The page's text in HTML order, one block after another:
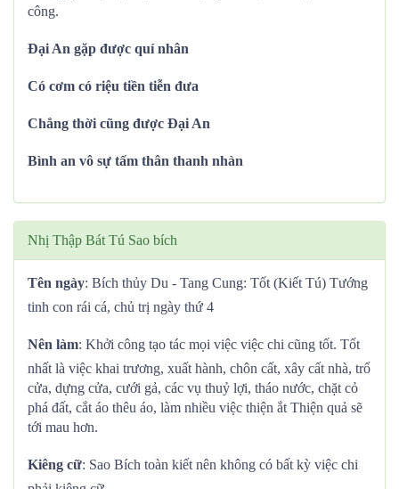
công.
Đại An gặp được quí nhân
Có cơm có riệu tiền tiễn đưa
Chẳng thời cũng được Đại An
Bình an vô sự tấm thân thanh nhàn
Nhị Thập Bát Tú Sao bích
Tên ngày: Bích thủy Du - Tang Cung: Tốt (Kiết Tú) Tướng
tinh con rái cá, chủ trị ngày thứ 4
Nên làm: Khởi công tạo tác mọi việc việc chi cũng tốt. Tốt
nhất là việc khai trương, xuất hành, chôn cất, xây cất nhà, trổ
cửa, dựng cửa, cưới gả, các vụ thuỷ lợi, tháo nước, chặt cỏ
phá đất, cắt áo thêu áo, làm nhiều việc thiện ắt Thiện quả sẽ
tới mau hơn.
Kiêng cữ: Sao Bích toàn kiết nên không có bất kỳ việc chi